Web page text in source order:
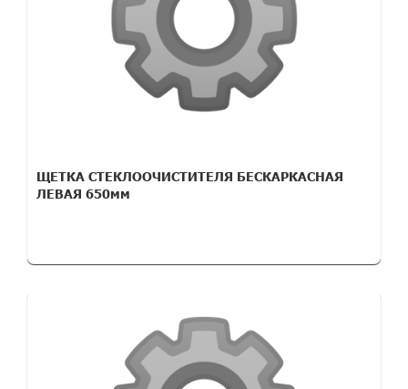
ЩЕТКА СТЕКЛООЧИСТИТЕЛЯ БЕСКАРКАСНАЯ
ЛЕВАЯ 650мм